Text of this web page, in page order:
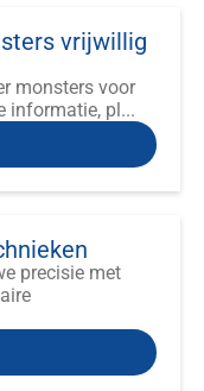
vrijwillig
monsters voor
informatie, pl...
precisie met